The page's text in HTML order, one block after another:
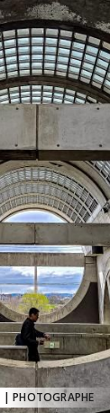
| PHOTOGRAPHE